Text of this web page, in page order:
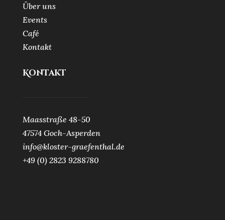
Über uns
Events
Café
Kontakt
Kontakt
Maasstraße 48-50
47574 Goch-Asperden
info@kloster-graefenthal.de
+49 (0) 2823 9288780